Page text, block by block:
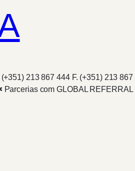
213 867 444 F. (+351) 213
Parcerias com GLOBAL